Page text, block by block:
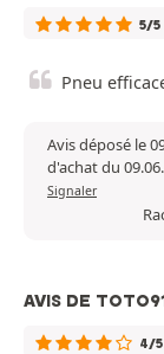
5/5
Pneu
Avis déposé le
d'achat du
Signaler
AVIS DE
4/5